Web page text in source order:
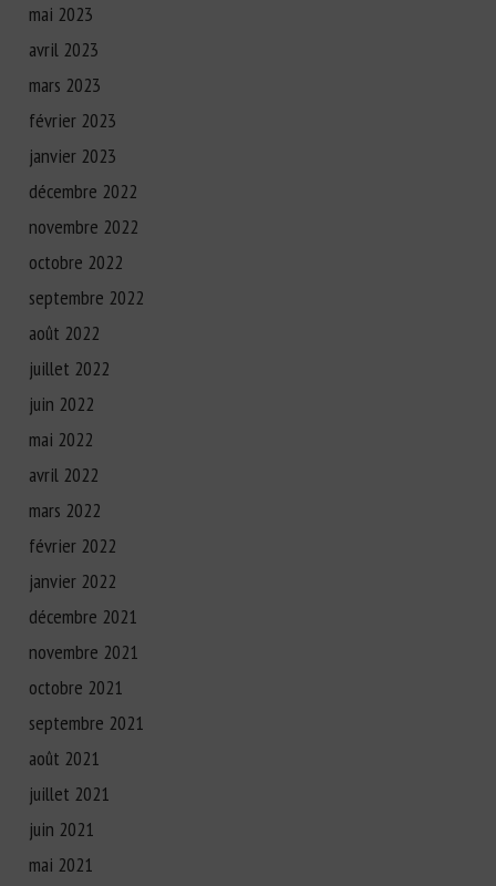
mai 2023
avril 2023
mars 2023
février 2023
janvier 2023
décembre 2022
novembre 2022
octobre 2022
septembre 2022
août 2022
juillet 2022
juin 2022
mai 2022
avril 2022
mars 2022
février 2022
janvier 2022
décembre 2021
novembre 2021
octobre 2021
septembre 2021
août 2021
juillet 2021
juin 2021
mai 2021